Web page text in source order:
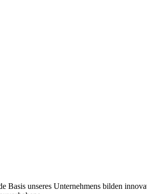
Basis unseres Unternehmens bilden